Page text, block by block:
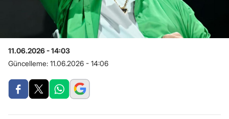
11.06.2026 - 14:03
Güncelleme: 11.06.2026 - 14:06